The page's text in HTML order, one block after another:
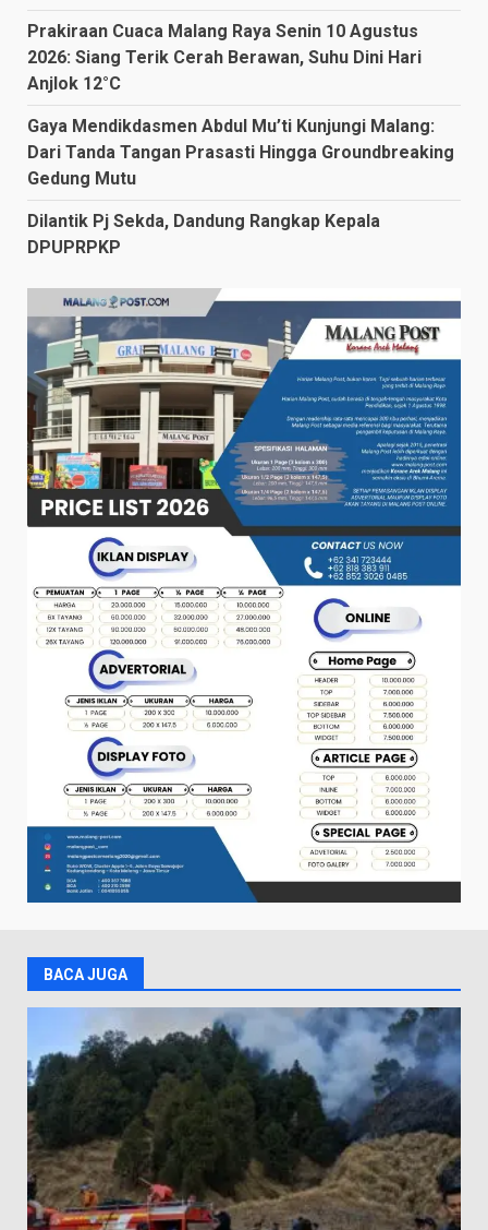
Prakiraan Cuaca Malang Raya Senin 10 Agustus
2026: Siang Terik Cerah Berawan, Suhu Dini Hari
Anjlok 12°C
Gaya Mendikdasmen Abdul Mu’ti Kunjungi Malang:
Dari Tanda Tangan Prasasti Hingga Groundbreaking
Gedung Mutu
Dilantik Pj Sekda, Dandung Rangkap Kepala
DPUPRPKP
BACA JUGA